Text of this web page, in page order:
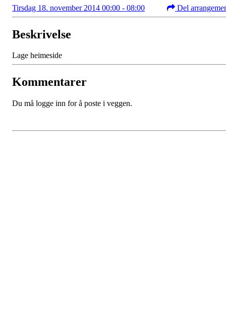
Tirsdag 18. november 2014 00:00 - 08:00 Del
Beskrivelse
Lage heimeside
Kommentarer
Du må logge inn for å poste i veggen.